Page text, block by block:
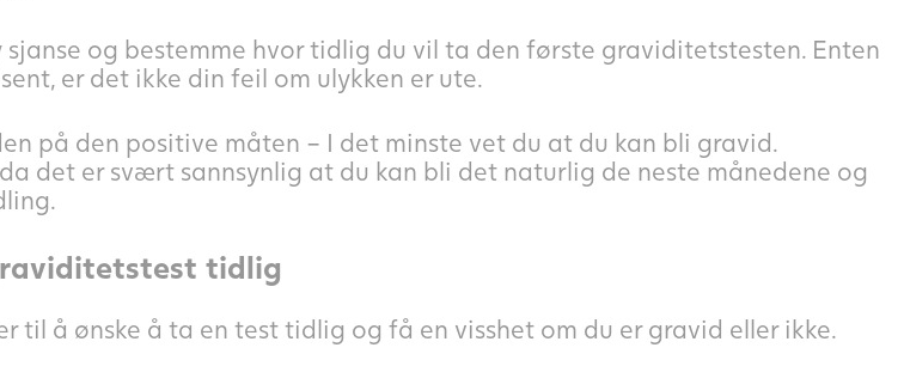
sjanse og bestemme hvor tidlig du vil ta den første graviditetstesten. Enten
er det ikke din feil om ulykken er ute.
på den positive måten – I det minste vet du at du kan bli gravid.
det er svært sannsynlig at du kan bli det naturlig de neste månedene og
tidlig
til å ønske å ta en test tidlig og få en visshet om du er gravid eller ikke.